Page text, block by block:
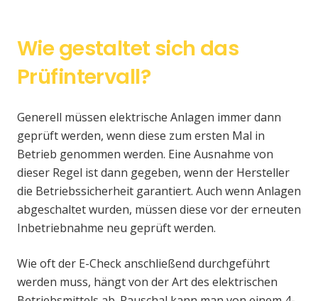
Wie gestaltet sich das
Prüfintervall?
Generell müssen elektrische Anlagen immer dann
geprüft werden, wenn diese zum ersten Mal in
Betrieb genommen werden. Eine Ausnahme von
dieser Regel ist dann gegeben, wenn der Hersteller
die Betriebssicherheit garantiert. Auch wenn Anlagen
abgeschaltet wurden, müssen diese vor der erneuten
Inbetriebnahme neu geprüft werden.
Wie oft der E-Check anschließend durchgeführt
werden muss, hängt von der Art des elektrischen